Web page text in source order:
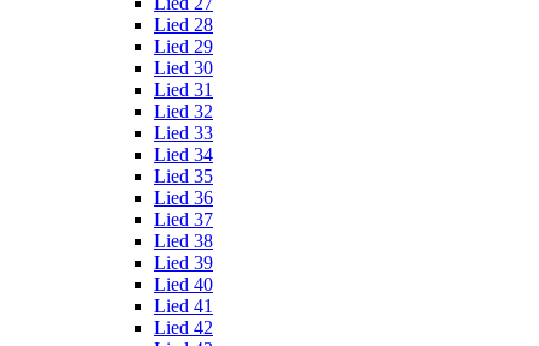
Lied 28
Lied 29
Lied 30
Lied 31
Lied 32
Lied 33
Lied 34
Lied 35
Lied 36
Lied 37
Lied 38
Lied 39
Lied 40
Lied 41
Lied 42